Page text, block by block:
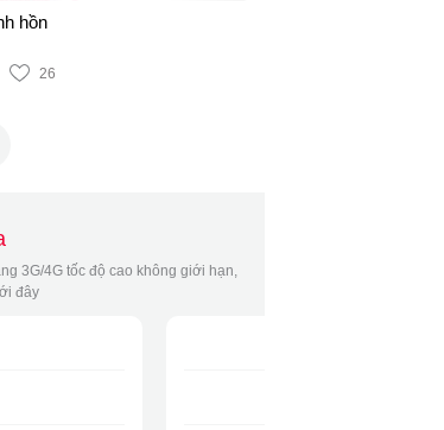
hồn
26
3G/4G tốc độ cao không giới hạn,
đây